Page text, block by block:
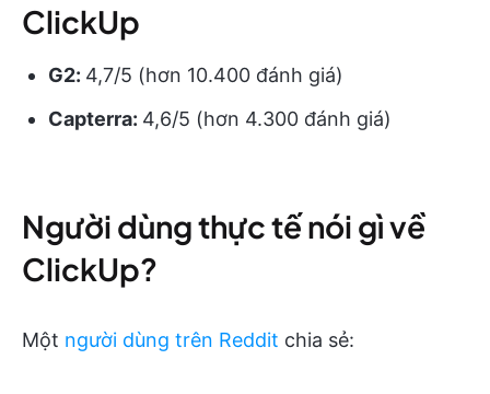
ClickUp
G2: 4,7/5 (hơn 10.400 đánh giá)
Capterra: 4,6/5 (hơn 4.300 đánh giá)
Người dùng thực tế nói gì về
ClickUp?
Một người dùng trên Reddit chia sẻ: